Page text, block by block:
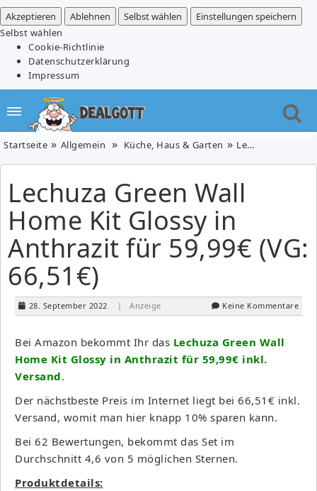
Akzeptieren
Ablehnen Selbst wählen
Einstellungen speichern
Selbst wählen
Cookie-Richtlinie
Datenschutzerklärung
Impressum
Startseite Allgemein Küche, Haus & Garten Lechuza Green Wall Home Kit Glossy in Anthrazit für 59,99€ (VG: 66,51€)
Lechuza Green Wall
Home Kit Glossy in
Anthrazit für 59,99€ (VG:
66,51€)
28. September 2022 | Anzeige Keine Kommentare
Bei Amazon bekommt Ihr das Lechuza Green Wall
Home Kit Glossy in Anthrazit für 59,99€ inkl.
Versand.
Der nächstbeste Preis im Internet liegt bei 66,51€ inkl.
Versand, womit man hier knapp 10% sparen kann.
Bei 62 Bewertungen, bekommt das Set im
Durchschnitt 4,6 von 5 möglichen Sternen.
Produktdetails: